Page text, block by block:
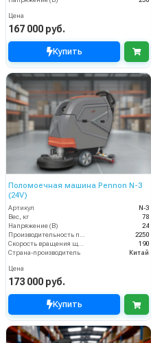
Цена
167 000 руб.
Купить
Поломоечная машина Pennon N-3
(24V)
Артикул
N-3
Вес, кг
78
Напряжение (В)
24
Производительность по площади (м2/ч)
2250
Скорость вращения щётки (об/мин)
190
Страна-производитель
Китай
Цена
173 000 руб.
Купить